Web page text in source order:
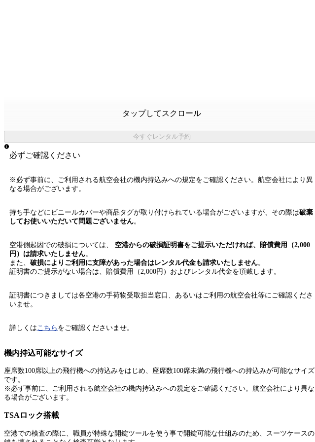
タップしてスクロール
今すぐレンタル予約
必ずご確認ください
※必ず事前に、ご利用される航空会社の機内持込みへの規定をご確認ください。航空会社により異
なる場合がございます。
持ち手などにビニールカバーや商品タグが取り付けられている場合がございますが、その際は破棄
してお使いいただいて問題ございません。
空港側起因での破損については、 空港からの破損証明書をご提示いただければ、賠償費用（2,000
円）は請求いたしません。
また、破損によりご利用に支障があった場合はレンタル代金も請求いたしません。
証明書のご提示がない場合は、賠償費用（2,000円）およびレンタル代金を頂戴します。
証明書につきましては各空港の手荷物受取担当窓口、あるいはご利用の航空会社等にご確認くださ
いませ。
詳しくはこちら をご確認くださいませ。
機内持込可能なサイズ
座席数100席以上の飛行機への持込みをはじめ、座席数100席未満の飛行機への持込みが可能なサイズ
です。
※必ず事前に、ご利用される航空会社の機内持込みへの規定をご確認ください。航空会社により異な
る場合がございます。
TSAロック搭載
空港での検査の際に、職員が特殊な開錠ツールを使う事で開錠可能な仕組みのため、スーツケースの